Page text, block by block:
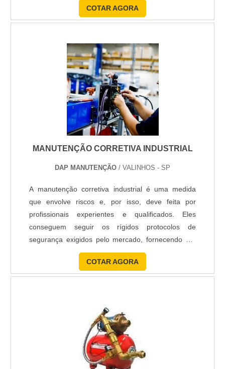
de duas formas de negócios, sendo eles
fornecimento de mão de obra em regime H H
pacote deve ser avaliado todo o projeto (c....
COTAR AGORA
MANUTENÇÃO CORRETIVA INDUSTRIAL
DAP MANUTENÇÃO / VALINHOS - SP
A manutenção corretiva industrial é uma medida
que envolve riscos e, por isso, deve feita por
profissionais experientes e qualificados. Eles
conseguem seguir os rígidos protocolos de
segurança exigidos pelo mercado, fornecendo um
serviço eficiente e que proporcione vantagens.
Detalhes da manutenção é necessário que este tipo
de trabalho seja realizado por uma empresa
COTAR AGORA